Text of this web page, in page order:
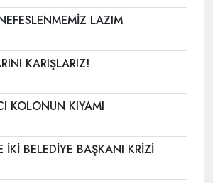
LAZIM
KARIŞLARIZ!
KOLONUN KIYAMI
İKİ BELEDİYE BAŞKANI KRİZİ